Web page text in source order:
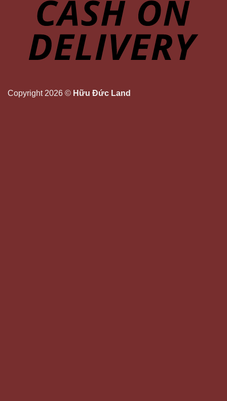
Copyright 2026 © Hữu Đức Land